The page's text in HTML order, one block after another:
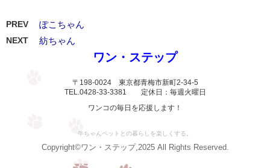
PREV ぽこちゃん
NEXT 紡ちゃん
ワン・ステップ
〒198-0024 東京都青梅市新町2-34-5
TEL.0428-33-3381 定休日：毎週火曜日
ワンコの毎日を応援します！
牛ちゃんペットとの暮らしを楽しくする。
Copyright©ワン・ステップ,2025 All Rights Reserved.